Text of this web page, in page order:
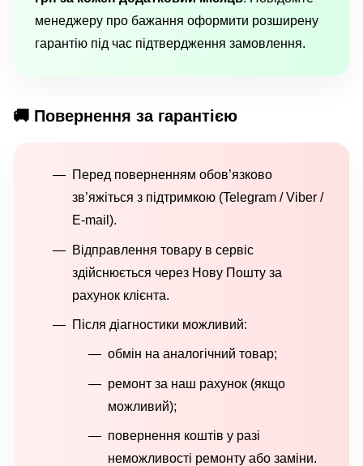
менеджеру про бажання оформити розширену
гарантію під час підтвердження замовлення.
🚚 Повернення за гарантією
Перед поверненням обов’язково
зв’яжіться з підтримкою (Telegram / Viber /
E-mail).
Відправлення товару в сервіс
здійснюється через Нову Пошту за
рахунок клієнта.
Після діагностики можливий:
обмін на аналогічний товар;
ремонт за наш рахунок (якщо
можливий);
повернення коштів у разі
неможливості ремонту або заміни.